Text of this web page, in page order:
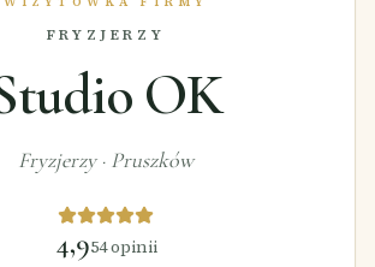
FRYZJERZY
OK
Fryzjerzy· Pruszków
4,954opinii